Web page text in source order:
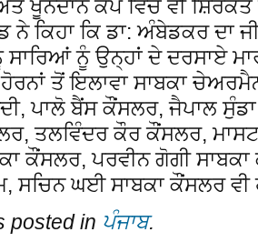
ਖੂਨਦਾਨ ਕੈਂਪ ਵਿੱਚ ਵੀ ਸ਼ਿਰਕਤ
ਕਿਹਾ ਕਿ ਡਾ: ਅੰਬੇਡਕਰ ਦਾ
ਨੂੰ ਉਨ੍ਹਾਂ ਦੇ ਦਰਸਾਏ
ਤੋਂ ਇਲਾਵਾ ਸਾਬਕਾ
ਪਾਲੋ ਬੈਂਸ ਕੌਂਸਲਰ, ਜੈਪਾਲ
ਤਲਵਿੰਦਰ ਕੌਰ ਕੌਂਸਲਰ,
ਕੌਂਸਲਰ, ਪਰਵੀਨ ਗੋਗੀ
ਸਚਿਨ ਘਈ ਸਾਬਕਾ ਕੌਂਸਲਰ ਵੀ
posted in ਪੰਜਾਬ.